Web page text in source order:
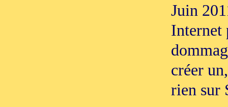
Juin
Internet
créer
rien sur